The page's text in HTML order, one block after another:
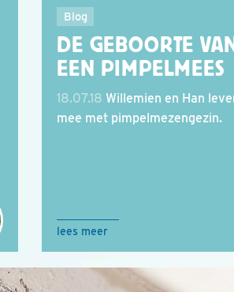
Blog
DE GEBOORTE
EEN PIMPELMEES
18.07.18 Willemien en Han
mee met pimpelmezengezin.
lees meer